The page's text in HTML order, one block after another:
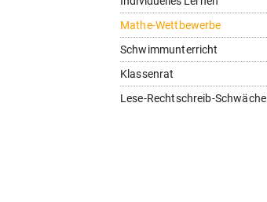
Mathe-Wettbewerbe
Schwimmunterricht
Klassenrat
Lese-Rechtschreib-Schwäche